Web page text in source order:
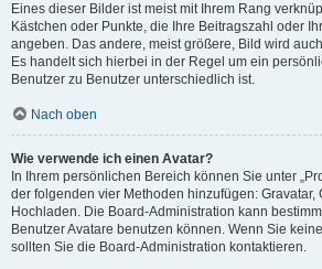
Eines dieser Bilder ist meist mit Ihrem Rang
Kästchen oder Punkte, die Ihre Beitragszahl oder
angeben. Das andere, meist größere, Bild wird
Es handelt sich hierbei in der Regel um ein
Benutzer zu Benutzer unterschiedlich ist.
Nach oben
Wie verwende ich einen Avatar?
In Ihrem persönlichen Bereich können Sie unter
der folgenden vier Methoden hinzufügen: Gravatar,
Hochladen. Die Board-Administration kann
Benutzer Avatare benutzen können. Wenn Sie
sollten Sie die Board-Administration kontaktieren.